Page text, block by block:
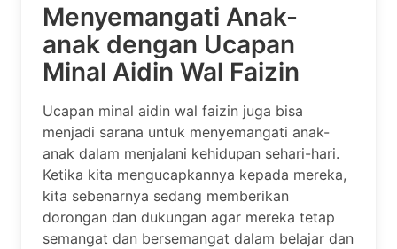
Menyemangati Anak-
anak dengan Ucapan
Minal Aidin Wal Faizin
Ucapan minal aidin wal faizin juga bisa
menjadi sarana untuk menyemangati anak-
anak dalam menjalani kehidupan sehari-hari.
Ketika kita mengucapkannya kepada mereka,
kita sebenarnya sedang memberikan
dorongan dan dukungan agar mereka tetap
semangat dan bersemangat dalam belajar dan